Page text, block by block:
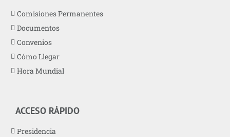
Comisiones Permanentes
Documentos
Convenios
Cómo Llegar
Hora Mundial
ACCESO RÁPIDO
Presidencia